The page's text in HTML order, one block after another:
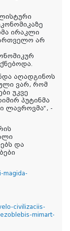
ირაკლი
არ
აღადგინოს
ვარ, რომ
უკვე
პუტინმა
ლავროვმა“, -
და
magida-
civilizaciis-
mimart-